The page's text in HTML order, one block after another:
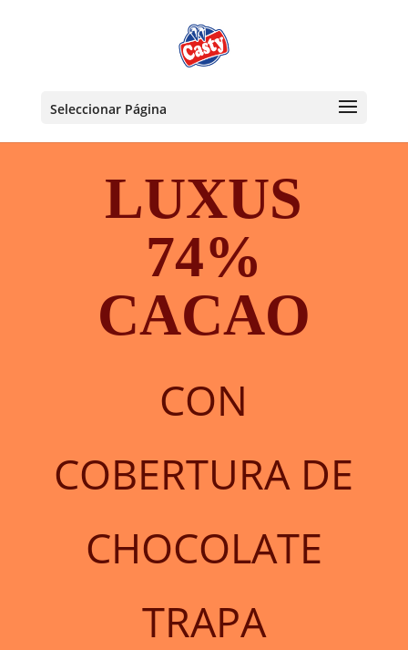
Seleccionar Página
LUXUS
74%
CACAO
CON
COBERTURA DE
CHOCOLATE
TRAPA